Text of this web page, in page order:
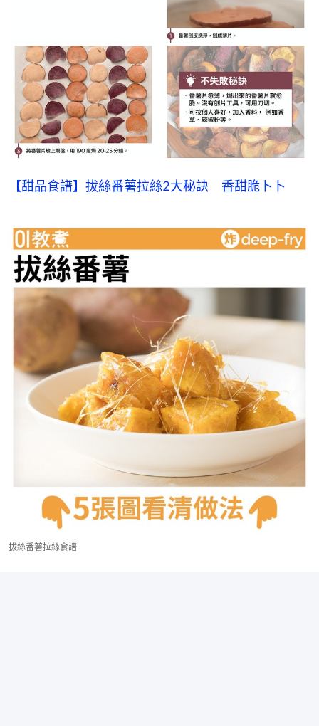
【甜品食譜】拔絲番薯拉絲2大秘訣　香甜脆卜卜
拔絲番薯拉絲食譜